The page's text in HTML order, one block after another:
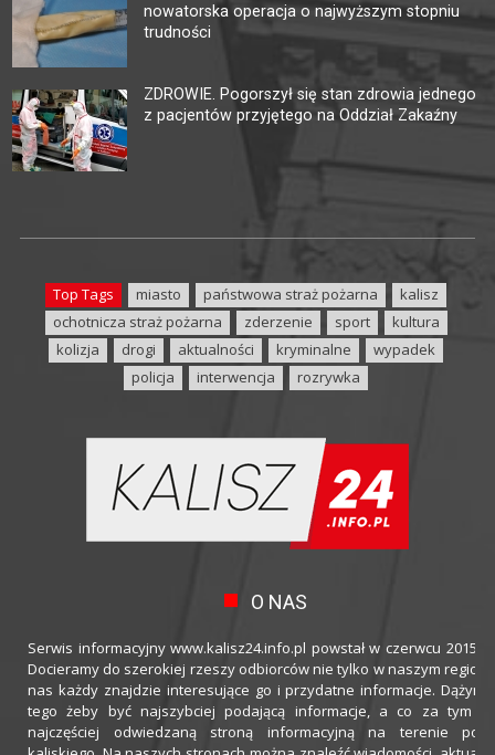
nowatorska operacja o najwyższym stopniu
trudności
ZDROWIE. Pogorszył się stan zdrowia jednego
z pacjentów przyjętego na Oddział Zakaźny
Top Tags miasto państwowa straż pożarna
kalisz
ochotnicza straż pożarna
zderzenie sport
kultura
kolizja
drogi aktualności kryminalne
wypadek
policja
interwencja rozrywka
O NAS
Serwis informacyjny www.kalisz24.info.pl powstał w czerwcu 2015
Docieramy do szerokiej rzeszy odbiorców nie tylko w naszym
nas każdy znajdzie interesujące go i przydatne informacje.
tego żeby być najszybciej podającą informacje, a co za tym
najczęściej odwiedzaną stroną informacyjną na terenie